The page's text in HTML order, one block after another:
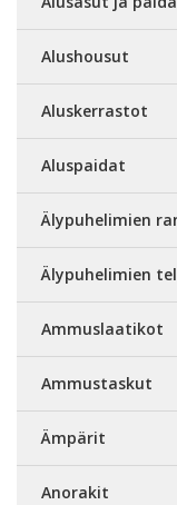
Alushousut
Aluskerrastot
Aluspaidat
Älypuhelimien
Älypuhelimien
Ammuslaatikot
Ammustaskut
Ämpärit
Anorakit